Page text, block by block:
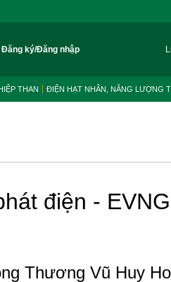
Đăng ký/Đăng nhập
THAN ĐIỆN HẠT NHÂN, NĂNG LƯỢNG
điện -
Thương Vũ Huy